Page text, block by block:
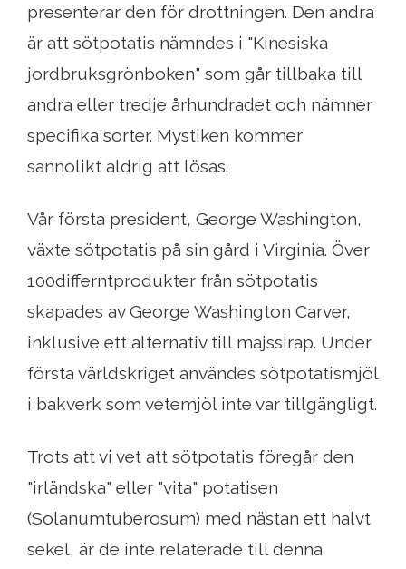
presenterar den för drottningen. Den andra
är att sötpotatis nämndes i "Kinesiska
jordbruksgrönboken" som går tillbaka till
andra eller tredje århundradet och nämner
specifika sorter. Mystiken kommer
sannolikt aldrig att lösas.
Vår första president, George Washington,
växte sötpotatis på sin gård i Virginia. Över
100differntprodukter från sötpotatis
skapades av George Washington Carver,
inklusive ett alternativ till majssirap. Under
första världskriget användes sötpotatismjöl
i bakverk som vetemjöl inte var tillgängligt.
Trots att vi vet att sötpotatis föregår den
"irländska" eller "vita" potatisen
(Solanumtuberosum) med nästan ett halvt
sekel, är de inte relaterade till denna